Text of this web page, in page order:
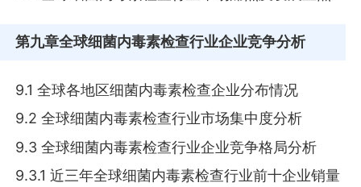
第九章全球细菌内毒素检查行业企业竞争分析
9.1 全球各地区细菌内毒素检查企业分布情况
9.2 全球细菌内毒素检查行业市场集中度分析
9.3 全球细菌内毒素检查行业企业竞争格局分析
9.3.1 近三年全球细菌内毒素检查行业前十企业销量